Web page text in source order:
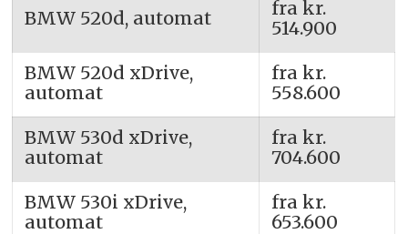
BMW 520d, automat
fra kr.
514.900
BMW 520d xDrive,
automat
fra kr.
558.600
BMW 530d xDrive,
automat
fra kr.
704.600
BMW 530i xDrive,
automat
fra kr.
653.600